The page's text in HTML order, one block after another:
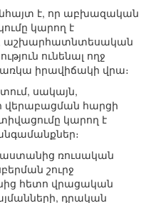
է, որ աբխազական
կարող է
ունենալ ողջ
իրավիճակի վրա։
սակայն,
հարցի
կարող է
ռուսական
շուրջ
հետո վրացական
դրական